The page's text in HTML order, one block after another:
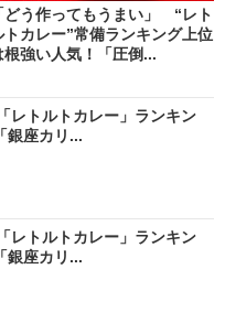
どう作ってもうまい」 “レト
トカレー”常備ランキング上位
根強い人気！「圧倒...
レトルトカレー」ランキン
座カリ...
レトルトカレー」ランキン
座カリ...